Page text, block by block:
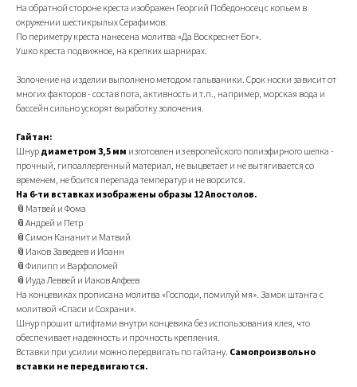
На обратной стороне креста изображен Георгий Победоносец с копьем в
окружении шестикрылых Серафимов.
По периметру креста нанесена молитва «Да Воскреснет Бог».
Ушко креста подвижное, на крепких шарнирах.
Золочение на изделии выполнено методом гальваники. Срок носки зависит от
многих факторов - состав пота, активность и т.п., например, морская вода и
бассейн сильно ускорят выработку золочения.
Гайтан:
Шнур диаметром 3,5 мм изготовлен из европейского полиэфирного шелка -
прочный, гипоаллергенный материал, не выцветает и не вытягивается со
временем, не боится перепада температур и не ворсится.
На 6-ти вставках изображены образы 12 Апостолов.
📎Матвей и Фома
📎Андрей и Петр
📎Симон Кананит и Матвий
📎Иаков Заведеев и Иоанн
📎Филипп и Варфоломей
📎Иуда Леввей и Иаков Алфеев
На концевиках прописана молитва «Господи, помилуй мя». Замок штанга с
молитвой «Спаси и Сохрани».
Шнур прошит штифтами внутри концевика без использования клея, что
обеспечивает надежность и прочность крепления.
Вставки при усилии можно передвигать по гайтану. Самопроизвольно
вставки не передвигаются.